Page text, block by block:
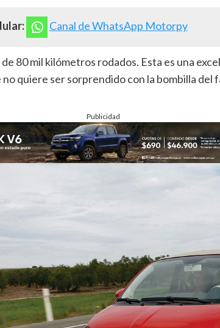
Canal de WhatsApp Motorpy
de 80 mil kilómetros rodados. Esta es una
quiere ser sorprendido con la bombilla del
Publicidad